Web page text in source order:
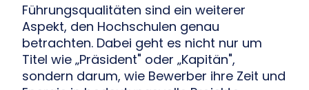
Führungsqualitäten sind ein weiterer
Aspekt, den Hochschulen genau
betrachten. Dabei geht es nicht nur um
Titel wie „Präsident" oder „Kapitän",
sondern darum, wie Bewerber ihre Zeit und